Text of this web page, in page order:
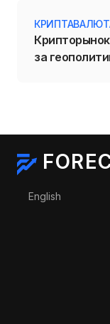
за
Выберите язык
English